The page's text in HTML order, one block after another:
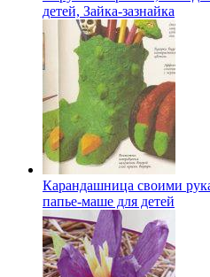
детей, Зайка-зазнайка
Карандашница своими
папье-маше для детей